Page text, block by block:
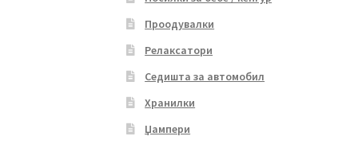
Проодувалки
Релаксатори
Седишта за автомобил
Хранилки
Џампери